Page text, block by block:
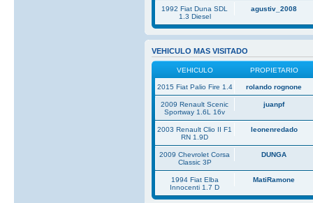
1992 Fiat Duna SDL
1.3 Diesel
agustiv_2008
VEHICULO MAS VISITADO
VEHICULO PROPIETARIO
2015 Fiat Palio Fire 1.4 rolando rognone
2009 Renault Scenic
Sportway 1.6L 16v
juanpf
2003 Renault Clio II F1
RN 1.9D
leonenredado
2009 Chevrolet Corsa
Classic 3P
DUNGA
1994 Fiat Elba
Innocenti 1.7 D
MatiRamone